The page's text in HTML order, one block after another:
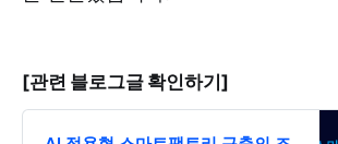
[관련 블로그글 확인하기]